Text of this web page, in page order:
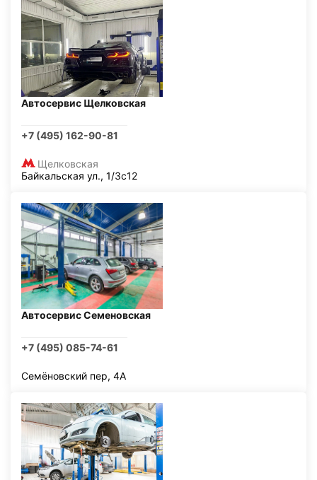
Автосервис Щелковская
+7 (495) 162-90-81
Щелковская
Байкальская ул., 1/3с12
Автосервис Семеновская
+7 (495) 085-74-61
Семёновский пер, 4А